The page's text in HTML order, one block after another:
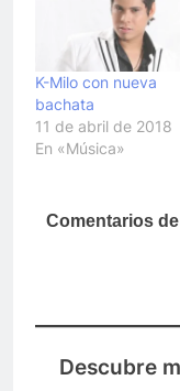
K-Milo con nueva
bachata
11 de abril de 2018
En «Música»
Comentarios
Descubre